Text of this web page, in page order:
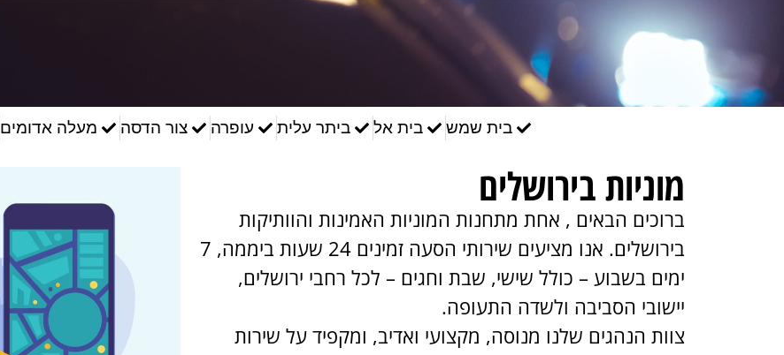
בית שמש בית אל ביתר עלית עופרה צור הדסה מעלה אדומים
מוניות בירושלים
ברוכים הבאים , אחת מתחנות המוניות האמינות והוותיקות
בירושלים. אנו מציעים שירותי הסעה זמינים 24 שעות ביממה, 7
ימים בשבוע – כולל שישי, שבת וחגים – לכל רחבי ירושלים,
יישובי הסביבה ולשדה התעופה.
צוות הנהגים שלנו מנוסה, מקצועי ואדיב, ומקפיד על שירות